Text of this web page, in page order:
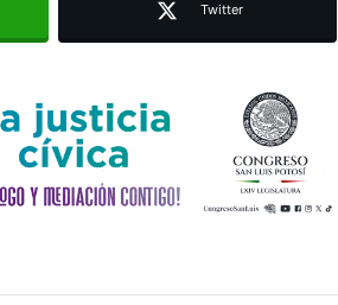
Twitter
Luis Mejía inicia diagnóstico en
Carlos Arreola pide a morenistas no
adelantarse y denuncia guerra de
bots rumbo a 2027